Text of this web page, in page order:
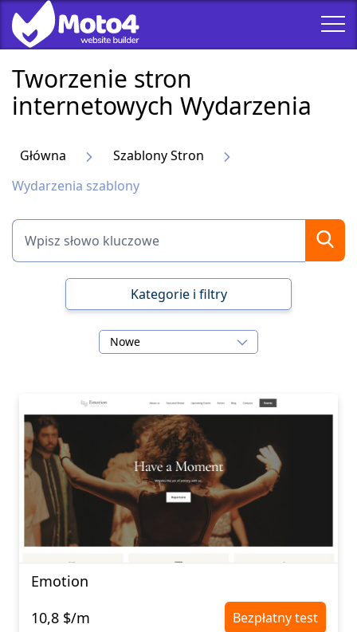
Tworzenie stron
internetowych Wydarzenia
Główna
Szablony Stron
Wydarzenia szablony
Kategorie i filtry
Nowe
Emotion
10,8 $/m
Bezpłatny test